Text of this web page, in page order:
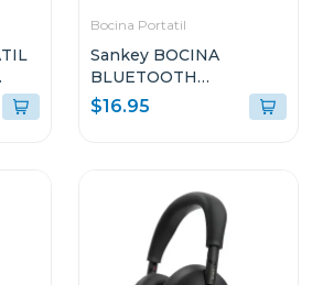
Bocina Portatil
Sankey BOCINA
BLUETOOTH
PORTATIL 10W
4DCD101
$16.95